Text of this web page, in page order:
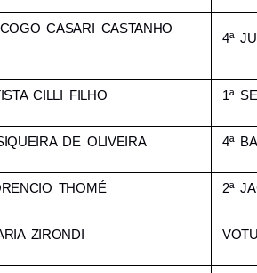
CASARI CASTANHO
4ª
CILLI FILHO 1ª
DE OLIVEIRA 4ª
THOMÉ 2ª
ZIRONDI